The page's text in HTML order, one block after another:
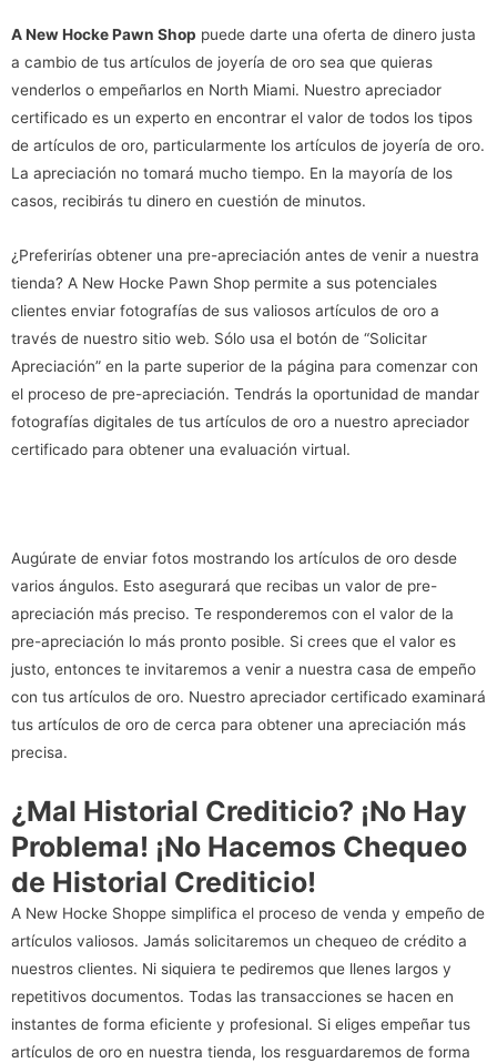
A New Hocke Pawn Shop puede darte una oferta de dinero justa
a cambio de tus artículos de joyería de oro sea que quieras
venderlos o empeñarlos en North Miami. Nuestro apreciador
certificado es un experto en encontrar el valor de todos los tipos
de artículos de oro, particularmente los artículos de joyería de oro.
La apreciación no tomará mucho tiempo. En la mayoría de los
casos, recibirás tu dinero en cuestión de minutos.
¿Preferirías obtener una pre-apreciación antes de venir a nuestra
tienda? A New Hocke Pawn Shop permite a sus potenciales
clientes enviar fotografías de sus valiosos artículos de oro a
través de nuestro sitio web. Sólo usa el botón de “Solicitar
Apreciación” en la parte superior de la página para comenzar con
el proceso de pre-apreciación. Tendrás la oportunidad de mandar
fotografías digitales de tus artículos de oro a nuestro apreciador
certificado para obtener una evaluación virtual.
Augúrate de enviar fotos mostrando los artículos de oro desde
varios ángulos. Esto asegurará que recibas un valor de pre-
apreciación más preciso. Te responderemos con el valor de la
pre-apreciación lo más pronto posible. Si crees que el valor es
justo, entonces te invitaremos a venir a nuestra casa de empeño
con tus artículos de oro. Nuestro apreciador certificado examinará
tus artículos de oro de cerca para obtener una apreciación más
precisa.
¿Mal Historial Crediticio? ¡No Hay
Problema! ¡No Hacemos Chequeo
de Historial Crediticio!
A New Hocke Shoppe simplifica el proceso de venda y empeño de
artículos valiosos. Jamás solicitaremos un chequeo de crédito a
nuestros clientes. Ni siquiera te pediremos que llenes largos y
repetitivos documentos. Todas las transacciones se hacen en
instantes de forma eficiente y profesional. Si eliges empeñar tus
artículos de oro en nuestra tienda, los resguardaremos de forma